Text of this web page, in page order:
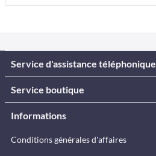
Service d'assistance téléphonique
Service boutique
Informations
Conditions générales d'affaires